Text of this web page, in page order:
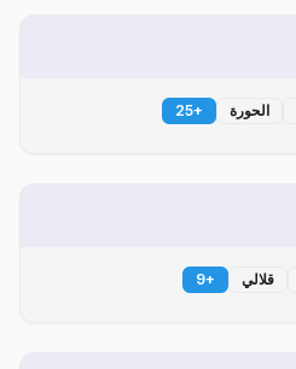
الحورة +
25
قلالي +
9